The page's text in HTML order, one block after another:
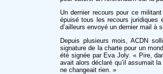
Un dernier recours pour ce
épuisé tous les recours juridiques
d’ailleurs envoyé un dernier mail à
Depuis plusieurs mois, ACDN
signature de la charte pour un
été signée par Eva Joly. « Pire,
avait alors déclaré qu’il assumait
ne changeait rien. »